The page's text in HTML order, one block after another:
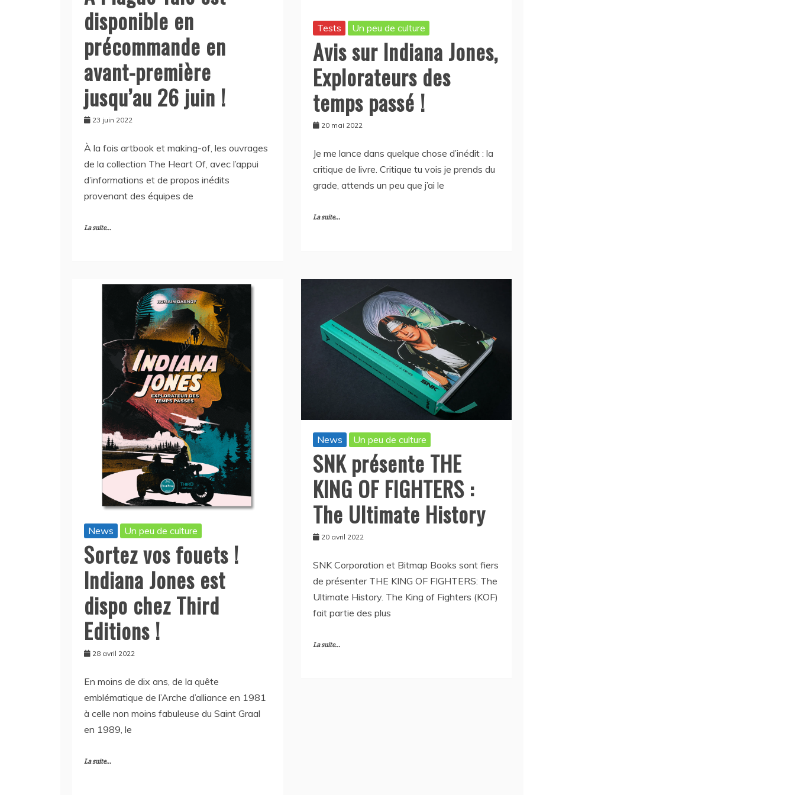
disponible en
précommande en
avant-première
jusqu’au 26 juin !
23 juin 2022
À la fois artbook et making-of, les ouvrages
de la collection The Heart Of, avec l’appui
d’informations et de propos inédits
provenant des équipes de
La suite...
Tests Un peu de culture
Avis sur Indiana Jones,
Explorateurs des
temps passé !
20 mai 2022
Je me lance dans quelque chose d’inédit : la
critique de livre. Critique tu vois je prends du
grade, attends un peu que j’ai le
La suite...
News Un peu de culture
Sortez vos fouets !
Indiana Jones est
dispo chez Third
Editions !
28 avril 2022
En moins de dix ans, de la quête
emblématique de l’Arche d’alliance en 1981
à celle non moins fabuleuse du Saint Graal
en 1989, le
La suite...
News Un peu de culture
SNK présente THE
KING OF FIGHTERS :
The Ultimate History
20 avril 2022
SNK Corporation et Bitmap Books sont fiers
de présenter THE KING OF FIGHTERS: The
Ultimate History. The King of Fighters (KOF)
fait partie des plus
La suite...